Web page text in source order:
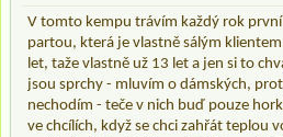
V tomto kempu trávím každý rok
partou, která je vlastně sálým
let, taže vlastně už 13 let a jen si to
jsou sprchy - mluvím o dámských,
nechodím - teče v nich buď pouze
ve chcílích, když se chci zahřát teplou